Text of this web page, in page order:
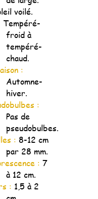
voilé.
Tempéré-
froid à
tempéré-
chaud.
:
Automne-
hiver.
:
Pas de
pseudobulbes.
: 8-12 cm
par 28 mm.
: 7
à 12 cm.
: 1,5 à 2